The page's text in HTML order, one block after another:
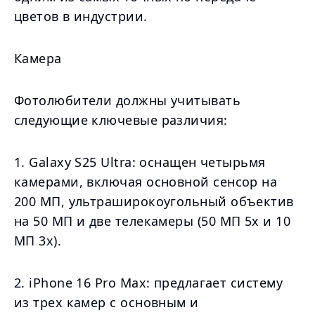
цветов в индустрии.
Камера
Фотолюбители должны учитывать
следующие ключевые различия:
1. Galaxy S25 Ultra: оснащен четырьмя
камерами, включая основной сенсор на
200 МП, ультраширокоугольный объектив
на 50 МП и две телекамеры (50 МП 5x и 10
МП 3x).
2. iPhone 16 Pro Max: предлагает систему
из трех камер с основным и